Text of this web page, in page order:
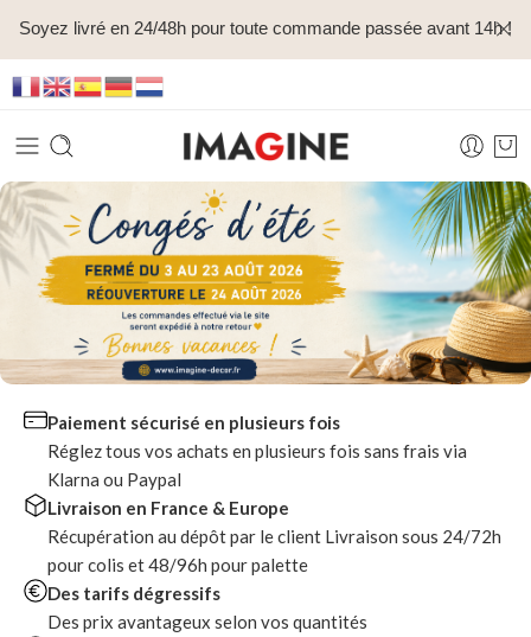
Soyez livré en 24/48h pour toute commande passée avant 14h !
Paiement sécurisé en plusieurs fois
Réglez tous vos achats en plusieurs fois sans frais via
Klarna ou Paypal
Livraison en France & Europe
Récupération au dépôt par le client Livraison sous 24/72h
pour colis et 48/96h pour palette
Des tarifs dégressifs
Des prix avantageux selon vos quantités